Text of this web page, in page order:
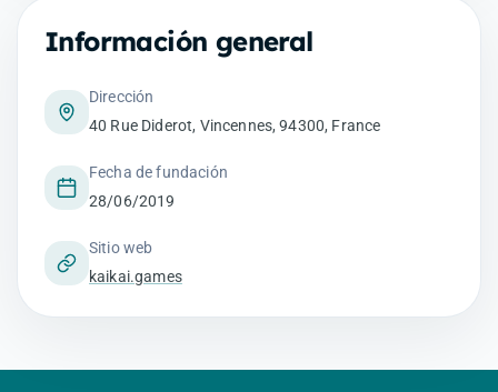
Información general
Dirección
40 Rue Diderot, Vincennes, 94300, France
Fecha de fundación
28/06/2019
Sitio web
kaikai.games